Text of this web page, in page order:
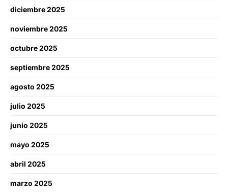
diciembre 2025
noviembre 2025
octubre 2025
septiembre 2025
agosto 2025
julio 2025
junio 2025
mayo 2025
abril 2025
marzo 2025